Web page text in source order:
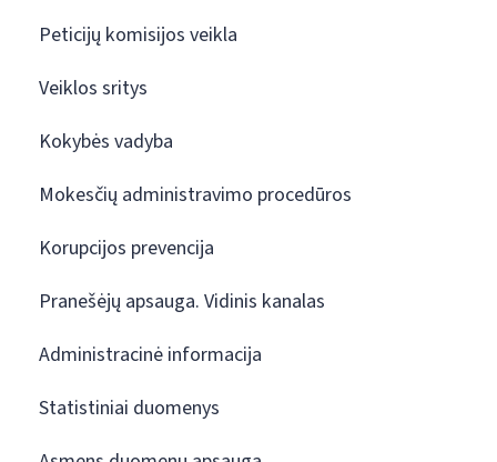
Peticijų komisijos veikla
Veiklos sritys
Kokybės vadyba
Mokesčių administravimo procedūros
Korupcijos prevencija
Pranešėjų apsauga. Vidinis kanalas
Administracinė informacija
Statistiniai duomenys